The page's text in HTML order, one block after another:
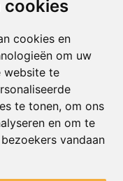
cookies
cookies en
om uw
website te
te tonen, om ons
en om te
vandaan
121
uur